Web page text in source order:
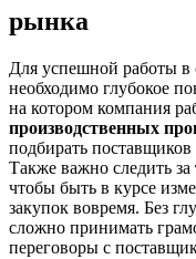
рынка
Для успешной работы в
необходимо глубокое
на котором компания
производственных
подбирать
Также важно следить за
чтобы быть в курсе
закупок вовремя. Без
сложно принимать
переговоры с